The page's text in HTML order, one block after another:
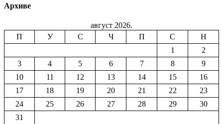
Архиве
август 2026.
П
У С Ч П С
Н
1
2
3
4 5 6 7 8
9
10
11 12 13 14 15
16
17
18 19 20 21 22
23
24
25 26 27 28 29
30
31